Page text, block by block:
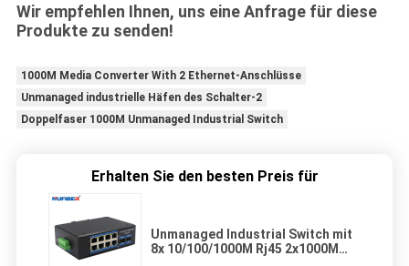
Wir empfehlen Ihnen, uns eine Anfrage für diese
Produkte zu senden!
1000M Media Converter With 2 Ethernet-Anschlüsse
Unmanaged industrielle Häfen des Schalter-2
Doppelfaser 1000M Unmanaged Industrial Switch
Erhalten Sie den besten Preis für
Unmanaged Industrial Switch mit
8x 10/100/1000M Rj45 2x1000M